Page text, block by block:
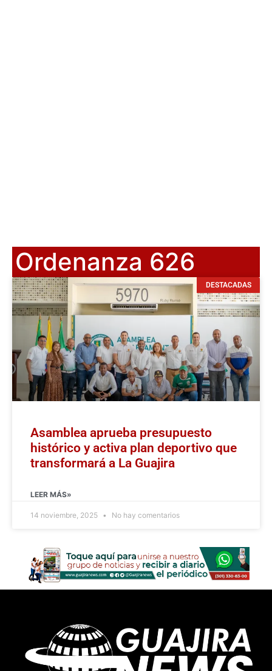
Ordenanza 626
DESTACADAS
Asamblea aprueba presupuesto
histórico y activa plan deportivo que
transformará a La Guajira
LEER MÁS»
14 noviembre, 2025 No hay comentarios